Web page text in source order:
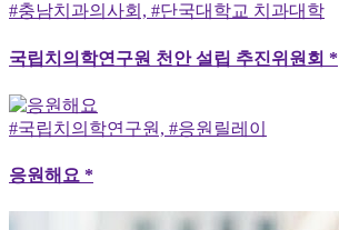
#충남치과의사회, #단국대학교 치과대학
국립치의학연구원 천안 설립 추진위원회 *
#국립치의학연구원, #응원릴레이
응원해요 *